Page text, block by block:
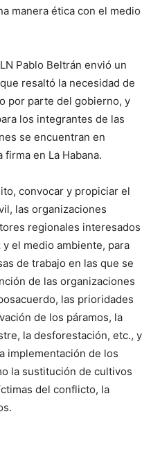
manera ética con el medio
Pablo Beltrán envió un
resaltó la necesidad de
por parte del gobierno, y
los integrantes de las
se encuentran en
en La Habana.
convocar y propiciar el
las organizaciones
regionales interesados
el medio ambiente, para
de trabajo en las que se
de las organizaciones
las prioridades
de los páramos, la
la desforestación, etc., y
implementación de los
la sustitución de cultivos
del conflicto, la